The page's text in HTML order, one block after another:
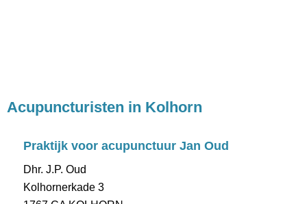
Acupuncturisten in Kolhorn
Praktijk voor acupunctuur Jan Oud
Dhr. J.P. Oud
Kolhornerkade 3